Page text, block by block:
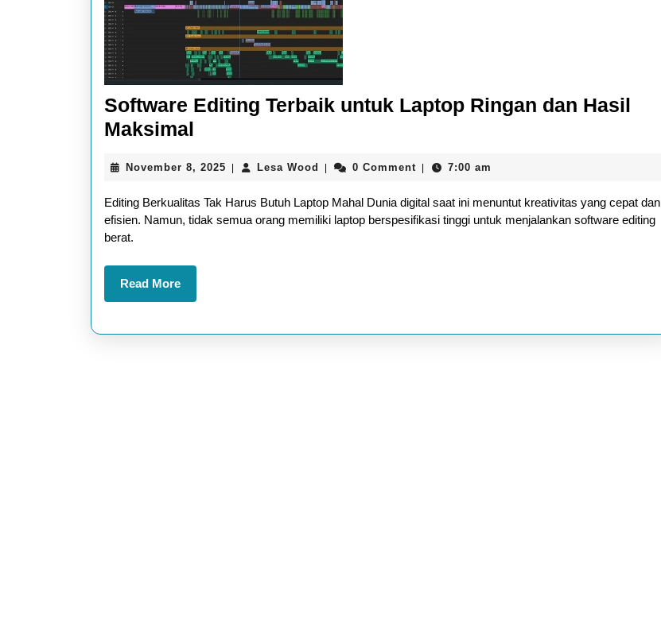
Software Editing Terbaik untuk Laptop Ringan dan Hasil
Maksimal
Terbaik
untuk
Laptop
dan
Hasil
November 8, 2025 November
2025
Lesa Wood
Lesa
0 Comment 7:00 am
Editing Berkualitas Tak Harus Butuh Laptop Mahal Dunia digital saat ini menuntut kreativitas yang cepat dan
efisien. Namun, tidak semua orang memiliki laptop berspesifikasi tinggi untuk menjalankan software editing
berat.
Read MoreRead
More